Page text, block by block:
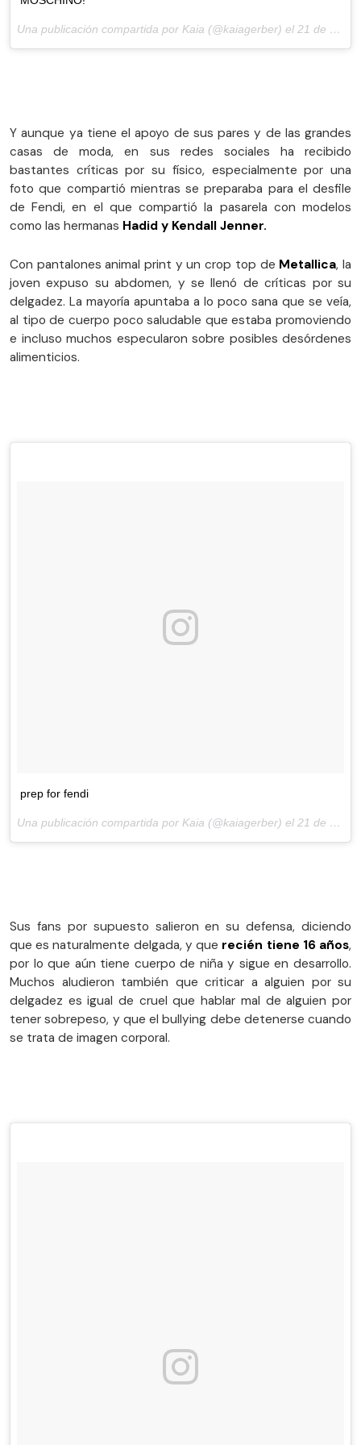
Una publicación compartida por Kaia (@kaiagerber) el 21 de Sep de 2017 a la(s) 1:53 PDT
Y aunque ya tiene el apoyo de sus pares y de las grandes
casas de moda, en sus redes sociales ha recibido
bastantes críticas por su físico, especialmente por una
foto que compartió mientras se preparaba para el desfile
de Fendi, en el que compartió la pasarela con modelos
como las hermanas Hadid y Kendall Jenner.
Con pantalones animal print y un crop top de Metallica, la
joven expuso su abdomen, y se llenó de críticas por su
delgadez. La mayoría apuntaba a lo poco sana que se veía,
al tipo de cuerpo poco saludable que estaba promoviendo
e incluso muchos especularon sobre posibles desórdenes
alimenticios.
prep for fendi
Una publicación compartida por Kaia (@kaiagerber) el 21 de Sep de 2017 a la(s) 4:41 PDT
Sus fans por supuesto salieron en su defensa, diciendo
que es naturalmente delgada, y que recién tiene 16 años,
por lo que aún tiene cuerpo de niña y sigue en desarrollo.
Muchos aludieron también que criticar a alguien por su
delgadez es igual de cruel que hablar mal de alguien por
tener sobrepeso, y que el bullying debe detenerse cuando
se trata de imagen corporal.